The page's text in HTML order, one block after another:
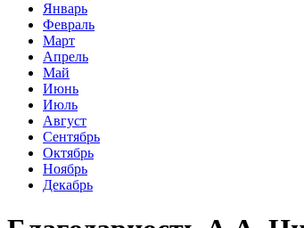
Январь
Февраль
Март
Апрель
Май
Июнь
Июль
Август
Сентябрь
Октябрь
Ноябрь
Декабрь